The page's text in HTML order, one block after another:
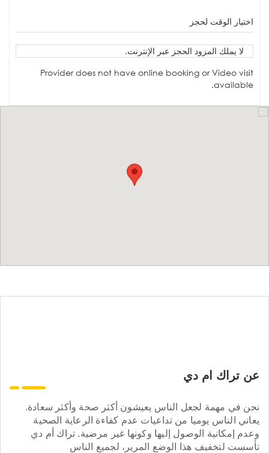
اختيار الوقت لحجز
لا يملك المزود الحجز عبر الإنترنت.
Provider does not have online booking or Video visit
available.
عن تراك ام دي
نحن في مهمة لجعل الناس يعيشون أكثر صحة وأكثر سعادة.
يعاني الناس يوميا من تداعيات عدم كفاءة الرعاية الصحية
وعدم إمكانية الوصول إليها وكونها غير مرضية. تراك أم دي
تأسست لتخفيف هذا الوضع المرير، لجميع الناس